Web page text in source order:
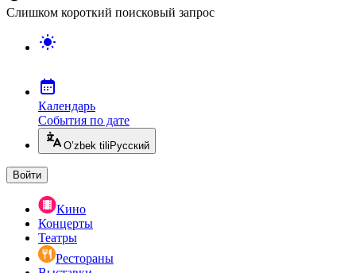
Слишком короткий поисковый запрос
Календарь
События по дате
O’zbek tili Русский
Войти
Кино
Концерты
Театры
Рестораны